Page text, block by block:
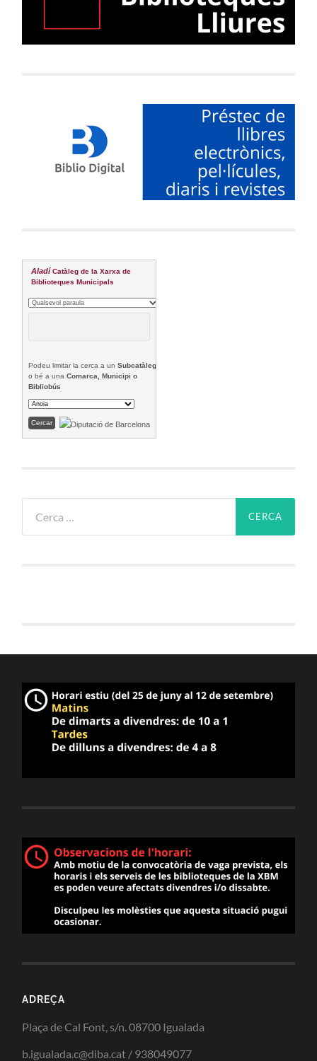
Aladí Catàleg de la Xarxa de
Biblioteques Municipals
Podeu limitar la cerca a unSubcatàleg
o bé a unaComarca, Municipi o
Bibliobús
ADREÇA
Plaça de Cal Font, s/n. 08700 Igualada
b.igualada.c@diba.cat / 938049077